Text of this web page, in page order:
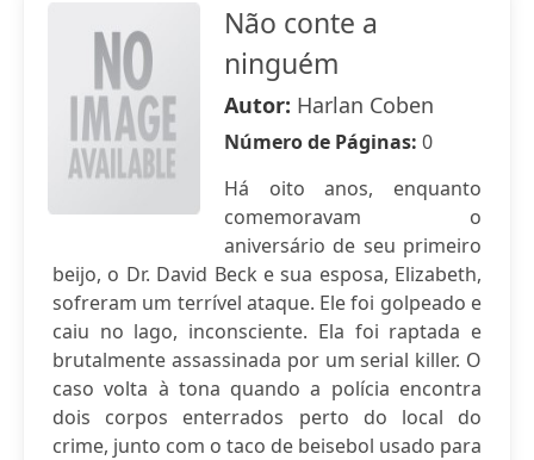
Não conte a
ninguém
Autor: Harlan Coben
Número de Páginas: 0
Há oito anos, enquanto
comemoravam o
aniversário de seu primeiro
beijo, o Dr. David Beck e sua esposa, Elizabeth,
sofreram um terrível ataque. Ele foi golpeado e
caiu no lago, inconsciente. Ela foi raptada e
brutalmente assassinada por um serial killer. O
caso volta à tona quando a polícia encontra
dois corpos enterrados perto do local do
crime, junto com o taco de beisebol usado para